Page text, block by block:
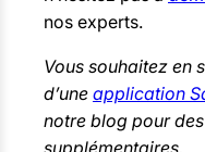
nos experts.
Vous souhaitez en
d’une application
notre blog pour
supplémentaires.